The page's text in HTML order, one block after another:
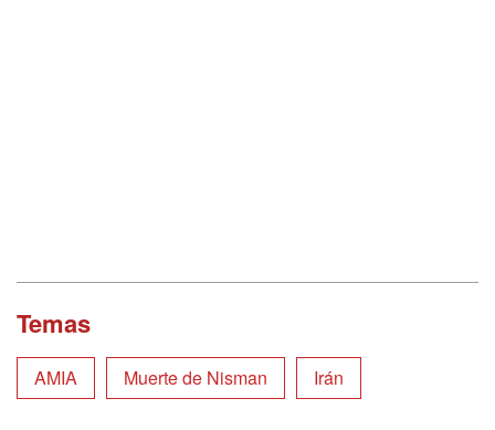
Temas
AMIA Muerte de Nisman Irán